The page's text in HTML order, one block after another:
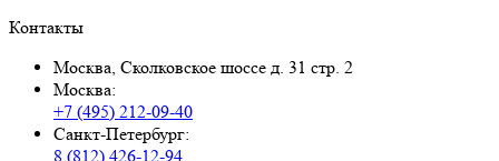
Контакты
Москва, Сколковское шоссе д. 31 стр. 2
Москва:
+7 (495) 212-09-40
Санкт-Петербург:
8 (812) 426-12-94